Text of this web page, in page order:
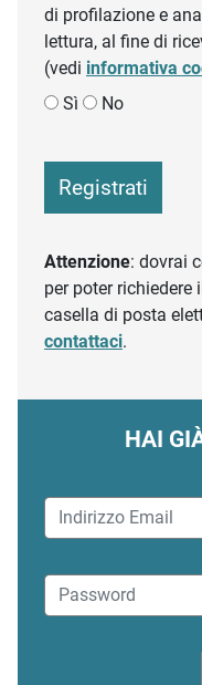
di profilazione e
lettura, al fine di
(vedi informativa
Sì
No
Registrati
Attenzione: dovrai
per poter
casella di posta
contattaci.
HAI